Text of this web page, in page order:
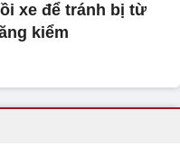
xe để tránh bị từ
kiểm